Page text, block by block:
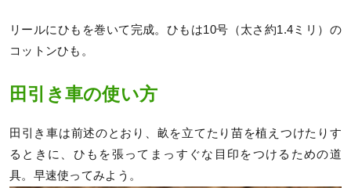
リールにひもを巻いて完成。ひもは10号（太さ約1.4ミリ）の
コットンひも。
田引き車の使い方
田引き車は前述のとおり、畝を立てたり苗を植えつけたりす
るときに、ひもを張ってまっすぐな目印をつけるための道
具。早速使ってみよう。